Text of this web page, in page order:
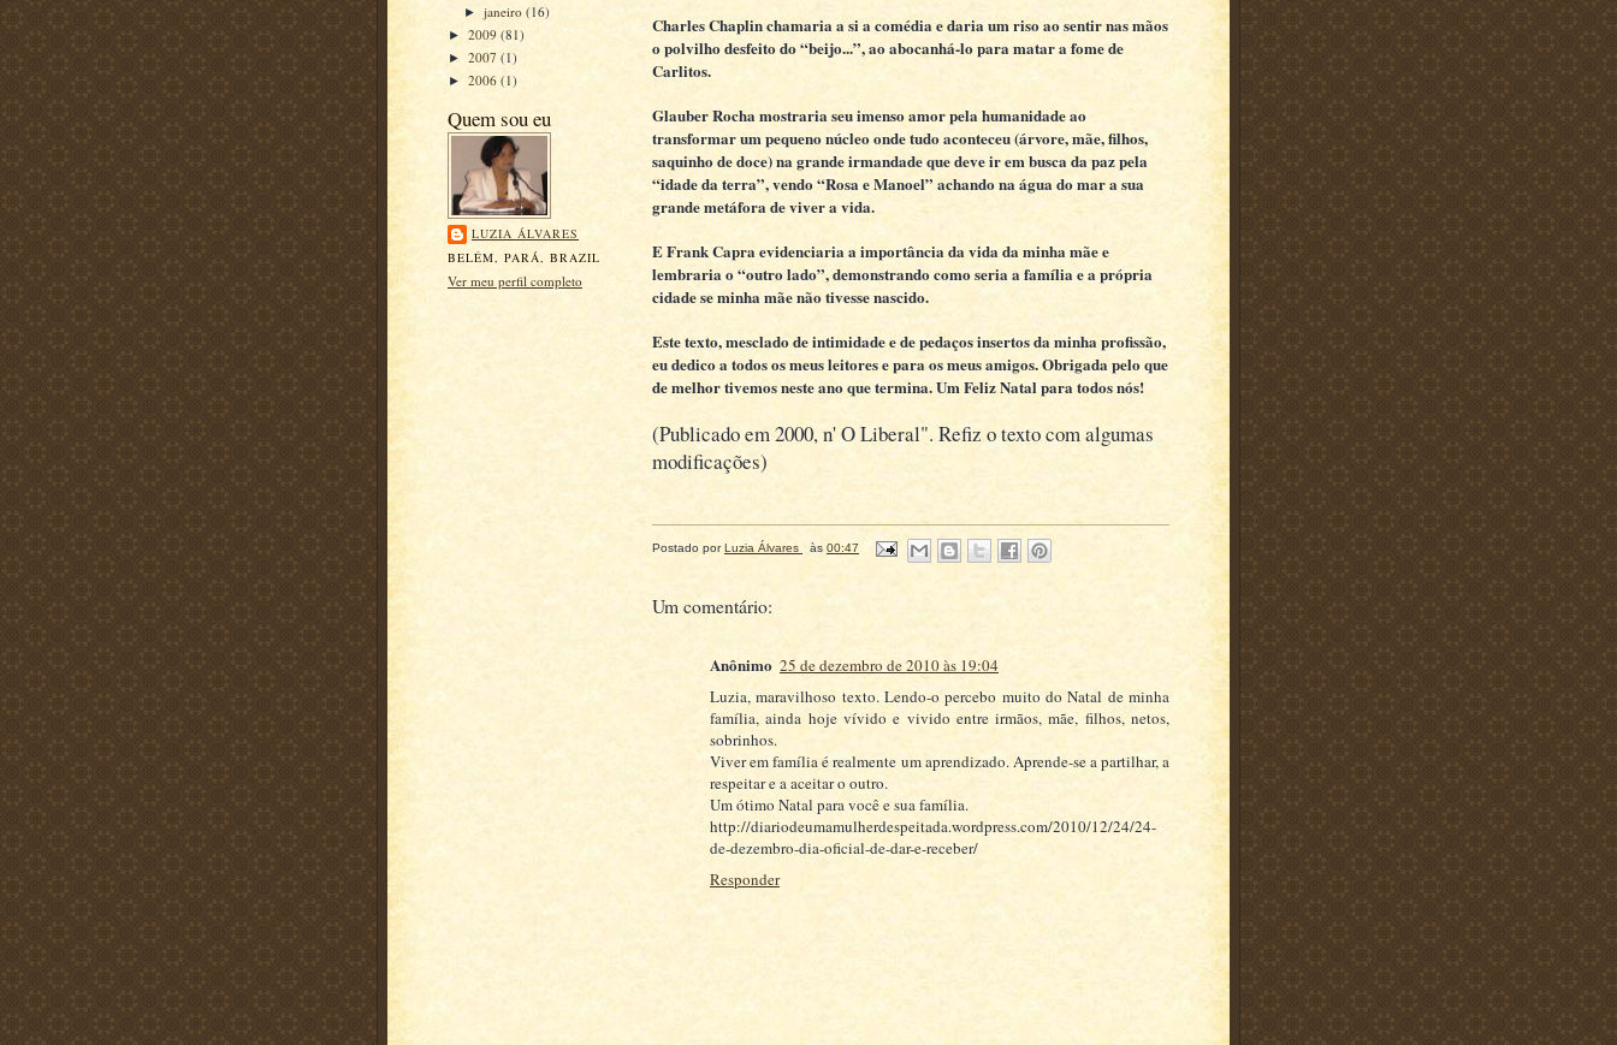
►janeiro(16)
► 2009 (81)
► 2007 (1)
► 2006 (1)
Quem sou eu
LUZIA ÁLVARES
BELÉM, PARÁ, BRAZIL
Ver meu perfil completo
Charles Chaplin chamaria a si a comédia e daria um riso ao sentir nas mãos
o polvilho desfeito do “beijo...”, ao abocanhá-lo para matar a fome de
Carlitos.
Glauber Rocha mostraria seu imenso amor pela humanidade ao
transformar um pequeno núcleo onde tudo aconteceu (árvore, mãe, filhos,
saquinho de doce) na grande irmandade que deve ir em busca da paz pela
“idade da terra”, vendo “Rosa e Manoel” achando na água do mar a sua
grande metáfora de viver a vida.
E Frank Capra evidenciaria a importância da vida da minha mãe e
lembraria o “outro lado”, demonstrando como seria a família e a própria
cidade se minha mãe não tivesse nascido.
Este texto, mesclado de intimidade e de pedaços insertos da minha profissão,
eu dedico a todos os meus leitores e para os meus amigos. Obrigada pelo que
de melhor tivemos neste ano que termina. Um Feliz Natal para todos nós!
(Publicado em 2000, n' O Liberal". Refiz o texto com algumas
modificações)
Postado porLuzia Álvares às 00:47
Um comentário:
Anônimo 25 de dezembro de 2010 às 19:04
Luzia, maravilhoso texto. Lendo-o percebo muito do Natal de minha
família, ainda hoje vívido e vivido entre irmãos, mãe, filhos, netos,
sobrinhos.
Viver em família é realmente um aprendizado. Aprende-se a partilhar, a
respeitar e a aceitar o outro.
Um ótimo Natal para você e sua família.
http://diariodeumamulherdespeitada.wordpress.com/2010/12/24/24-
de-dezembro-dia-oficial-de-dar-e-receber/
Responder